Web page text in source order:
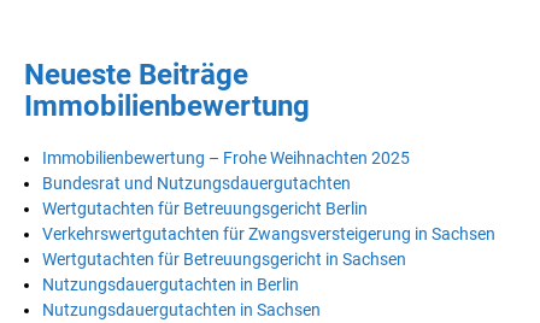
Neueste Beiträge
Immobilienbewertung
Immobilienbewertung – Frohe Weihnachten 2025
Bundesrat und Nutzungsdauergutachten
Wertgutachten für Betreuungsgericht Berlin
Verkehrswertgutachten für Zwangsversteigerung in Sachsen
Wertgutachten für Betreuungsgericht in Sachsen
Nutzungsdauergutachten in Berlin
Nutzungsdauergutachten in Sachsen